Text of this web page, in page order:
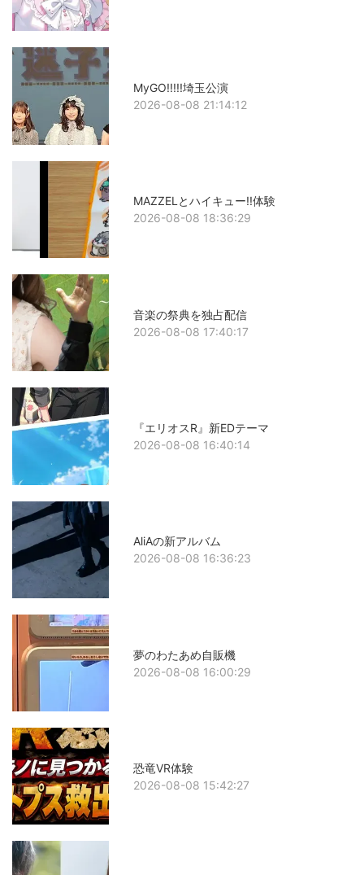
MyGO!!!!!埼玉公演
2026-08-08 21:14:12
MAZZELとハイキュー!!体験
2026-08-08 18:36:29
音楽の祭典を独占配信
2026-08-08 17:40:17
『エリオスR』新EDテーマ
2026-08-08 16:40:14
AliAの新アルバム
2026-08-08 16:36:23
夢のわたあめ自販機
2026-08-08 16:00:29
恐竜VR体験
2026-08-08 15:42:27